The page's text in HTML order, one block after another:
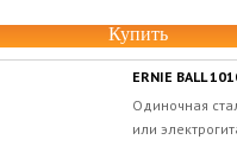
Купить
ERNIE BALL
Одиночная
или